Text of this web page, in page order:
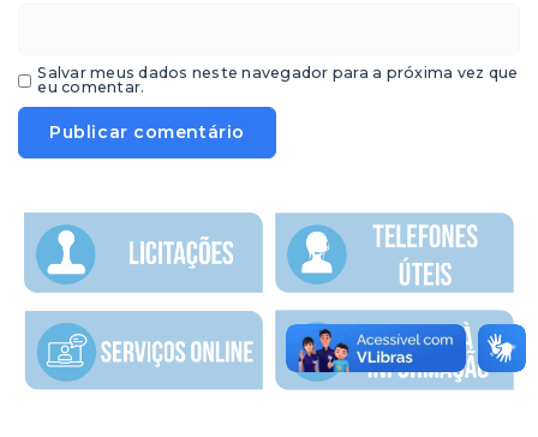
Salvar meus dados neste navegador para a próxima vez que
eu comentar.